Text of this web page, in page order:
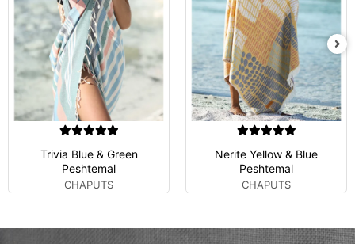
Trivia Blue & Green
Peshtemal
CHAPUTS
Nerite Yellow & Blue
Peshtemal
CHAPUTS